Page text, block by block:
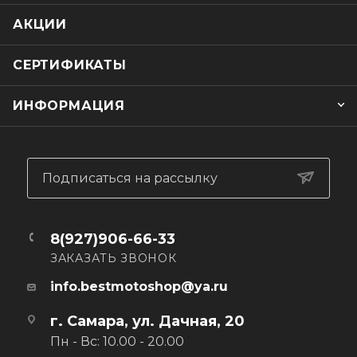
- Мягкие плечевые лямки соединяются между собой на
АКЦИИ
СЕРТИФИКАТЫ
ИНФОРМАЦИЯ
г. Самара, ул. Дачная, 20
Пн - Вс: 10.00 - 20.00
Подписаться на рассылку
8(927)906-66-33
ЗАКАЗАТЬ ЗВОНОК
info.bestmotoshop@ya.ru